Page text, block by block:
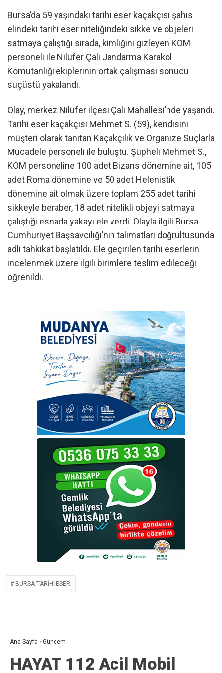
Bursa’da 59 yaşındaki tarihi eser kaçakçısı şahıs
elindeki tarihi eser niteliğindeki sikke ve objeleri
satmaya çalıştığı sırada, kimliğini gizleyen KOM
personeli ile Nilüfer Çalı Jandarma Karakol
Komutanlığı ekiplerinin ortak çalışması sonucu
suçüstü yakalandı.
Olay, merkez Nilüfer ilçesi Çalı Mahallesi’nde yaşandı.
Tarihi eser kaçakçısı Mehmet S. (59), kendisini
müşteri olarak tanıtan Kaçakçılık ve Organize Suçlarla
Mücadele personeli ile buluştu. Şüpheli Mehmet S.,
KOM personeline 100 adet Bizans dönemine ait, 105
adet Roma dönemine ve 50 adet Helenistik
dönemine ait olmak üzere toplam 255 adet tarihi
sikkeyle beraber, 18 adet nitelikli objeyi satmaya
çalıştığı esnada yakayı ele verdi. Olayla ilgili Bursa
Cumhuriyet Başsavcılığı’nın talimatları doğrultusunda
adli tahkikat başlatıldı. Ele geçirilen tarihi eserlerin
incelenmek üzere ilgili birimlere teslim edileceği
öğrenildi.
BURSA TARIHI ESER
Ana Sayfa › Gündem
HAYAT 112 Acil Mobil